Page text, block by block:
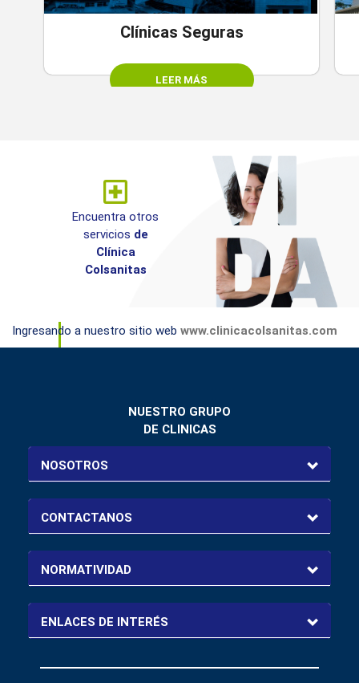
Clínicas Seguras
LEER MÁS
Encuentra otros
servicios de
Clínica
Colsanitas
Ingresando a nuestro sitio web www.clinicacolsanitas.com
NUESTRO GRUPO
DE CLINICAS
NOSOTROS
CONTACTANOS
NORMATIVIDAD
ENLACES DE INTERÉS